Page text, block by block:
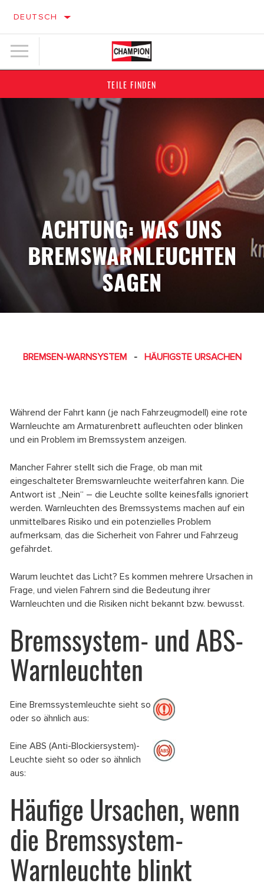
DEUTSCH
TEILE FINDEN
ACHTUNG: WAS UNS
BREMSWARNLEUCHTEN
SAGEN
BREMSEN-WARNSYSTEM- HÄUFIGSTE URSACHEN
Während der Fahrt kann (je nach Fahrzeugmodell) eine rote
Warnleuchte am Armaturenbrett aufleuchten oder blinken
und ein Problem im Bremssystem anzeigen.
Mancher Fahrer stellt sich die Frage, ob man mit
eingeschalteter Bremswarnleuchte weiterfahren kann. Die
Antwort ist „Nein“ – die Leuchte sollte keinesfalls ignoriert
werden. Warnleuchten des Bremssystems machen auf ein
unmittelbares Risiko und ein potenzielles Problem
aufmerksam, das die Sicherheit von Fahrer und Fahrzeug
gefährdet.
Warum leuchtet das Licht? Es kommen mehrere Ursachen in
Frage, und vielen Fahrern sind die Bedeutung ihrer
Warnleuchten und die Risiken nicht bekannt bzw. bewusst.
Bremssystem- und ABS-
Warnleuchten
Eine Bremssystemleuchte sieht so
oder so ähnlich aus:
Eine ABS (Anti-Blockiersystem)-
Leuchte sieht so oder so ähnlich
aus:
Häufige Ursachen, wenn
die Bremssystem-
Warnleuchte blinkt